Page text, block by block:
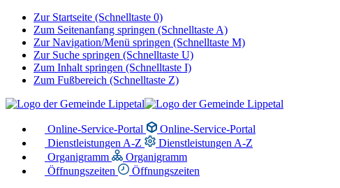
Zur Startseite (Schnelltaste 0)
Zum Seitenanfang springen (Schnelltaste A)
Zur Navigation/Menü springen (Schnelltaste M)
Zur Suche springen (Schnelltaste U)
Zum Inhalt springen (Schnelltaste I)
Zum Fußbereich (Schnelltaste Z)
Online-Service-Portal
Online-Service-Portal
Dienstleistungen A-Z
Dienstleistungen A-Z
Organigramm
Organigramm
Öffnungszeiten
Öffnungszeiten